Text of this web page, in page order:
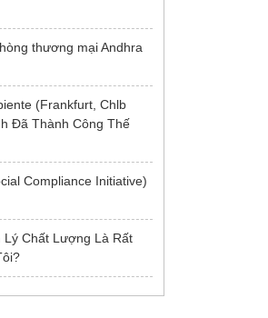
thương mại Andhra
(Frankfurt, Chlb
Đã Thành Công Thế
Compliance Initiative)
Chất Lượng Là Rất